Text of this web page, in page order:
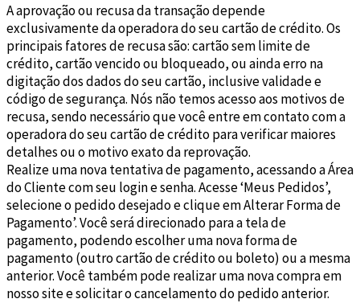
A aprovação ou recusa da transação depende
exclusivamente da operadora do seu cartão de crédito. Os
principais fatores de recusa são: cartão sem limite de
crédito, cartão vencido ou bloqueado, ou ainda erro na
digitação dos dados do seu cartão, inclusive validade e
código de segurança. Nós não temos acesso aos motivos de
recusa, sendo necessário que você entre em contato com a
operadora do seu cartão de crédito para verificar maiores
detalhes ou o motivo exato da reprovação.
Realize uma nova tentativa de pagamento, acessando a Área
do Cliente com seu login e senha. Acesse ‘Meus Pedidos’,
selecione o pedido desejado e clique em Alterar Forma de
Pagamento’. Você será direcionado para a tela de
pagamento, podendo escolher uma nova forma de
pagamento (outro cartão de crédito ou boleto) ou a mesma
anterior. Você também pode realizar uma nova compra em
nosso site e solicitar o cancelamento do pedido anterior.